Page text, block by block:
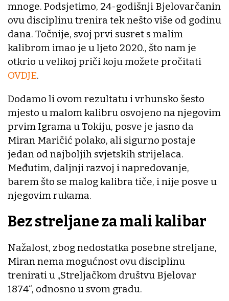
mnoge. Podsjetimo, 24-godišnji Bjelovarčanin
ovu disciplinu trenira tek nešto više od godinu
dana. Točnije, svoj prvi susret s malim
kalibrom imao je u ljeto 2020., što nam je
otkrio u velikoj priči koju možete pročitati
OVDJE.
Dodamo li ovom rezultatu i vrhunsko šesto
mjesto u malom kalibru osvojeno na njegovim
prvim Igrama u Tokiju, posve je jasno da
Miran Maričić polako, ali sigurno postaje
jedan od najboljih svjetskih strijelaca.
Međutim, daljnji razvoj i napredovanje,
barem što se malog kalibra tiče, i nije posve u
njegovim rukama.
Bez streljane za mali kalibar
Nažalost, zbog nedostatka posebne streljane,
Miran nema mogućnost ovu disciplinu
trenirati u „Streljačkom društvu Bjelovar
1874“, odnosno u svom gradu.